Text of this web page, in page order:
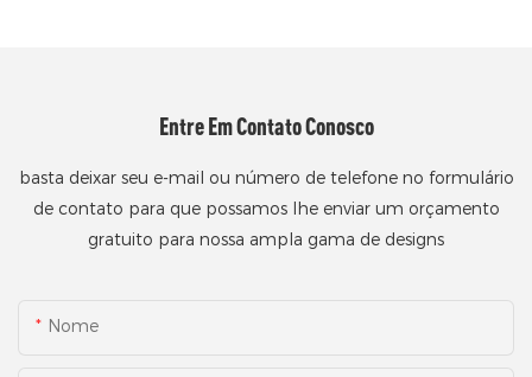
Entre Em Contato Conosco
basta deixar seu e-mail ou número de telefone no formulário
de contato para que possamos lhe enviar um orçamento
gratuito para nossa ampla gama de designs
Nome